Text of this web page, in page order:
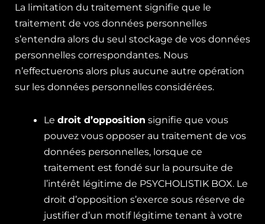
La limitation du traitement signifie que le
traitement de vos données personnelles
s’entendra alors du seul stockage de vos données
personnelles correspondantes. Nous
n’effectuerons alors plus aucune autre opération
sur les données personnelles considérées.
Ledroit d’opposition signifie que vous
pouvez vous opposer au traitement de vos
données personnelles, lorsque ce
traitement est fondé sur la poursuite de
l’intérêt légitime de PSYCHOLISTIK BOX. Le
droit d’opposition s’exerce sous réserve de
justifier d’un motif légitime tenant à votre